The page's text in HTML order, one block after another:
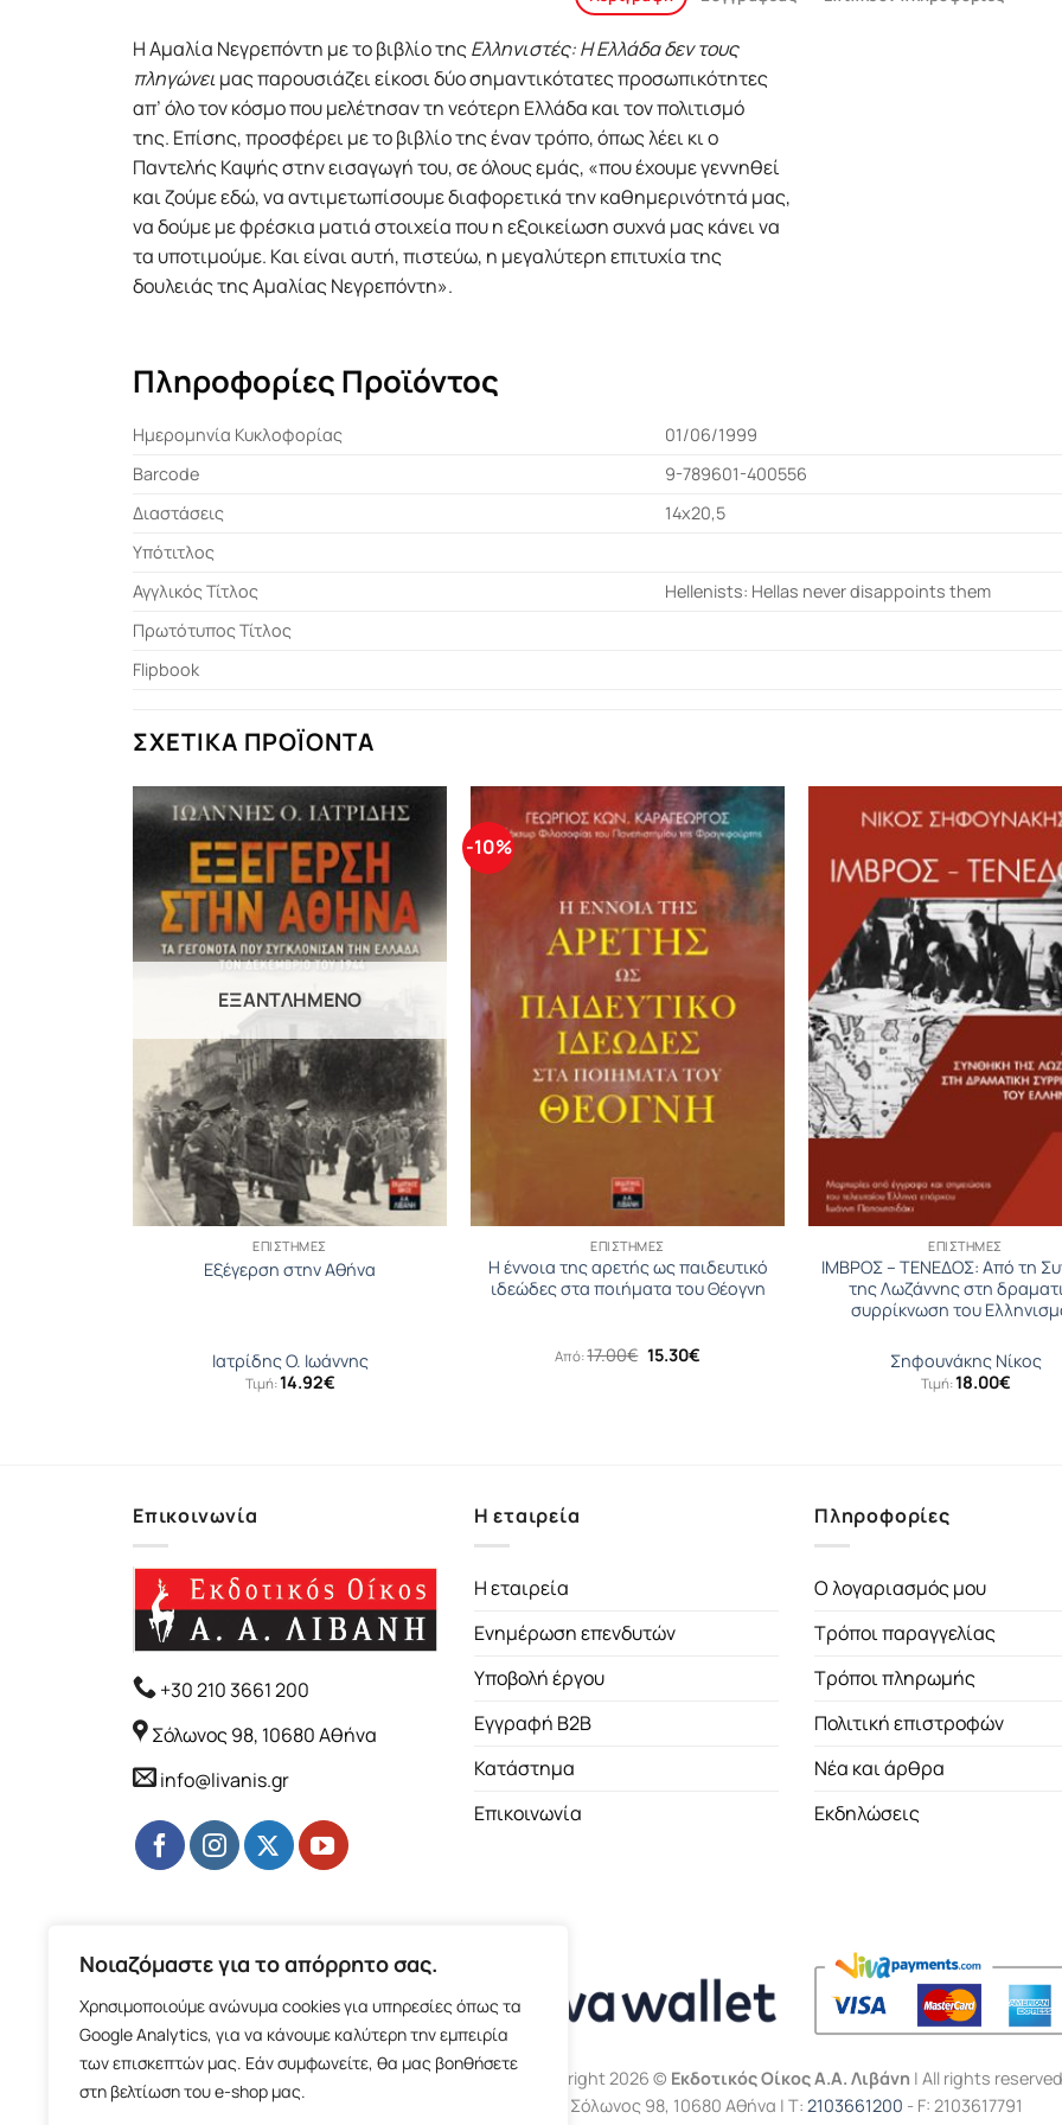
Νοιαζόμαστε για το απόρρητο σας.
Χρησιμοποιούμε ανώνυμα cookies για υπηρεσίες όπως τα
Google Analytics, για να κάνουμε καλύτερη την εμπειρία
των επισκεπτών μας. Εάν συμφωνείτε, θα μας βοηθήσετε
στη βελτίωση του e-shop μας.
Η Αμαλία Νεγρεπόντη με το βιβλίο τηςΕλληνιστές: Η Ελλάδα δεν τους
πληγώνειμας παρουσιάζει είκοσι δύο σημαντικότατες προσωπικότητες
απ’ όλο τον κόσμο που μελέτησαν τη νεότερη Ελλάδα και τον πολιτισμό
της. Επίσης, προσφέρει με το βιβλίο της έναν τρόπο, όπως λέει κι ο
Παντελής Καψής στην εισαγωγή του, σε όλους εμάς, «που έχουμε γεννηθεί
και ζούμε εδώ, να αντιμετωπίσουμε διαφορετικά την καθημερινότητά μας,
να δούμε με φρέσκια ματιά στοιχεία που η εξοικείωση συχνά μας κάνει να
τα υποτιμούμε. Και είναι αυτή, πιστεύω, η μεγαλύτερη επιτυχία της
δουλειάς της Αμαλίας Νεγρεπόντη».
Πληροφορίες Προϊόντος
Ημερομηνία Κυκλοφορίας
01/06/1999
Barcode
9-789601-400556
Διαστάσεις
14x20,5
Υπότιτλος
Αγγλικός Τίτλος
Hellenists: Hellas never disappoints them
Πρωτότυπος Τίτλος
Flipbook
ΣΧΕΤΙΚΆ ΠΡΟΪΌΝΤΑ
ΕΞΑΝΤΛΗΜΈΝΟ
ΕΠΙΣΤΉΜΕΣ
Εξέγερση στην Αθήνα
Ιατρίδης O. Ιωάννης
Τιμή:14.92€
-10%
ΕΠΙΣΤΉΜΕΣ
Η έννοια της αρετής ως παιδευτικό
ιδεώδες στα ποιήματα του Θέογνη
Από:17.00€ Original
price
15.30€Η
ΕΠΙΣΤΉΜΕΣ
ΙΜΒΡΟΣ – ΤΕΝΕΔΟΣ: Από τη
της Λωζάννης στη
συρρίκνωση του
Σηφουνάκης Νίκος
Τιμή:18.00€
Επικοινωνία
+30 210 3661 200
Σόλωνος 98, 10680 Αθήνα
info@livanis.gr
Η εταιρεία
Η εταιρεία
Ενημέρωση επενδυτών
Υποβολή έργου
Εγγραφή B2B
Κατάστημα
Επικοινωνία
Πληροφορίες
Ο λογαριασμός μου
Τρόποι παραγγελίας
Τρόποι πληρωμής
Πολιτική επιστροφών
Νέα και άρθρα
Εκδηλώσεις
Copyright 2026 © Εκδοτικός Οίκος Α.Α. Λιβάνη | All rights
Σόλωνος 98, 10680 Αθήνα | Τ: 2103661200 - F: 2103617791